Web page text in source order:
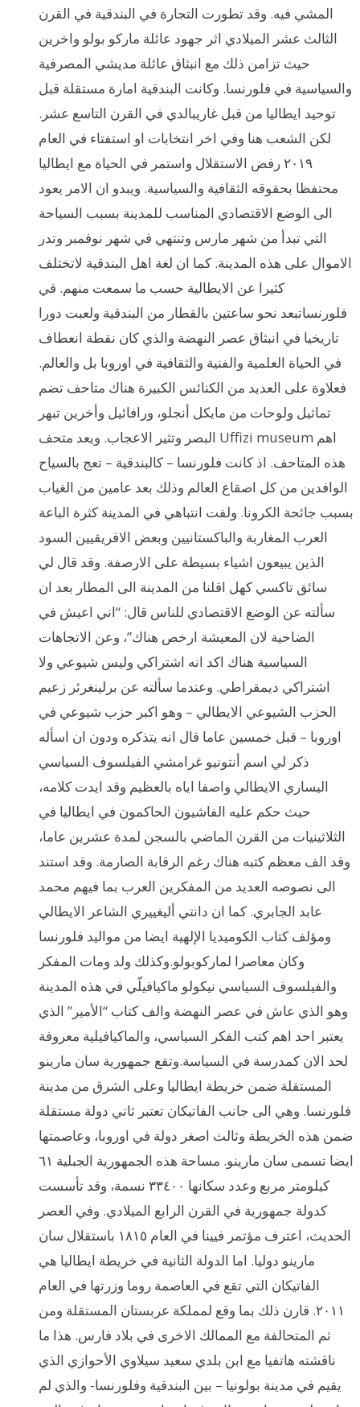
المشي فيه. وقد تطورت التجارة في البندقية في القرن
الثالث عشر الميلادي اثر جهود عائلة ماركو بولو واخرين
حيث تزامن ذلك مع انبثاق عائلة مديشي المصرفية
والسياسية في فلورنسا. وكانت البندقية امارة مستقلة قبل
توحيد ايطاليا من قبل غاريبالدي في القرن التاسع عشر.
لكن الشعب هنا وفي اخر انتخابات او استفتاء في العام
٢٠١٩ رفض الاستقلال واستمر في الحياة مع ايطاليا
محتفظا بحقوقه الثقافية والسياسية. ويبدو ان الامر يعود
الى الوضع الاقتصادي المناسب للمدينة بسبب السياحة
التي تبدأ من شهر مارس وتنتهي في شهر نوفمبر وتدر
الاموال على هذه المدينة. كما ان لغة اهل البندقية لاتختلف
كثيرا عن الايطالية حسب ما سمعت منهم. في
فلورنساتبعد نحو ساعتين بالقطار من البندقية ولعبت دورا
تاريخيا في انبثاق عصر النهضة والذي كان نقطة انعطاف
في الحياة العلمية والفنية والثقافية في اوروبا بل والعالم.
فعلاوة على العديد من الكنائس الكبيرة هناك متاحف تضم
تماثيل ولوحات من مايكل أنجلو، ورافائيل وأخرين تبهر
البصر وتثير الاعجاب. ويعد متحف Uffizi museum اهم
هذه المتاحف. اذ كانت فلورنسا – كالبندقية – تعج بالسياح
الوافدين من كل اصقاع العالم وذلك بعد عامين من الغياب
بسبب جائحة الكرونا. ولفت انتباهي في المدينة كثرة الباعة
العرب المغاربة والباكستانيين وبعض الافريقيين السود
الذين يبيعون اشياء بسيطة على الارصفة. وقد قال لي
سائق تاكسي كهل اقلنا من المدينة الى المطار بعد ان
سألته عن الوضع الاقتصادي للناس قال: “اني اعيش في
الضاحية لان المعيشة ارخص هناك”، وعن الاتجاهات
السياسية هناك اكد انه اشتراكي وليس شيوعي ولا
اشتراكي ديمقراطي. وعندما سألته عن برلينغرئر زعيم
الحزب الشيوعي الايطالي – وهو اكبر حزب شيوعي في
اوروبا – قبل خمسين عاما قال انه يتذكره ودون ان اسأله
ذكر لي اسم أنتونيو غرامشي الفيلسوف السياسي
اليساري الايطالي واصفا اياه بالعظيم وقد ايدت كلامه،
حيث حكم عليه الفاشيون الحاكمون في ايطاليا في
الثلاثينيات من القرن الماضي بالسجن لمدة عشرين عاما،
وقد الف معظم كتبه هناك رغم الرقابة الصارمة. وقد استند
الى نصوصه العديد من المفكرين العرب بما فيهم محمد
عابد الجابري. كما ان دانتي أليغييري الشاعر الايطالي
ومؤلف كتاب الكوميديا الإلهية ايضا من مواليد فلورنسا
وكان معاصرا لماركوبولو.وكذلك ولد ومات المفكر
والفيلسوف السياسي نيكولو ماكيافيلّي في هذه المدينة
وهو الذي عاش في عصر النهضة والف كتاب “الأمير” الذي
يعتبر احد اهم كتب الفكر السياسي، والماكيافيلية معروفة
لحد الان كمدرسة في السياسة.وتقع جمهورية سان مارينو
المستقلة ضمن خريطة ايطاليا وعلى الشرق من مدينة
فلورنسا. وهي الى جانب الفاتيكان تعتبر ثاني دولة مستقلة
ضمن هذه الخريطة وثالث اصغر دولة في اوروبا، وعاصمتها
ايضا تسمى سان مارينو. مساحة هذه الجمهورية الجبلية ٦١
كيلومتر مربع وعدد سكانها ٣٣٤٠٠ نسمة، وقد تأسست
كدولة جمهورية في القرن الرابع الميلادي. وفي العصر
الحديث، اعترف مؤتمر فيينا في العام ١٨١٥ باستقلال سان
مارينو دوليا. اما الدولة الثانية في خريطة ايطاليا هي
الفاتيكان التي تقع في العاصمة روما وزرتها في العام
٢٠١١. قارن ذلك بما وقع لمملكة عربستان المستقلة ومن
ثم المتحالفة مع الممالك الاخرى في بلاد فارس. هذا ما
ناقشته هاتفيا مع ابن بلدي سعيد سيلاوي الأحوازي الذي
يقيم في مدينة بولونيا – بين البندقية وفلورنسا- والذي لم